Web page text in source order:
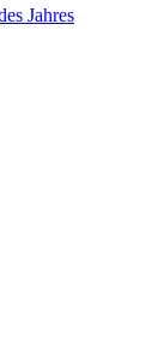
Jahres